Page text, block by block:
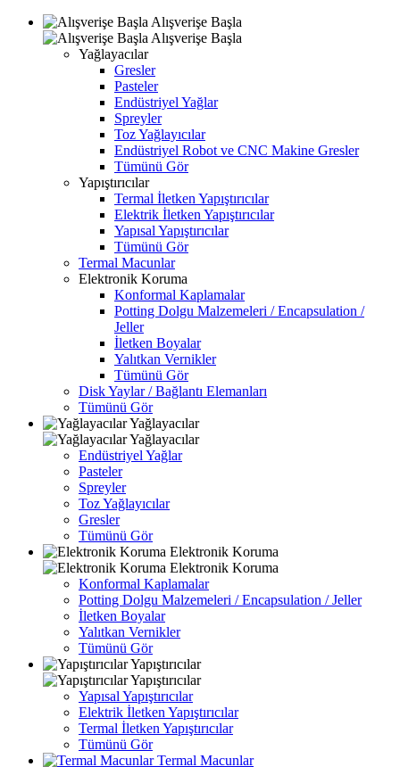
Alışverişe Başla
Alışverişe Başla
Yağlayacılar
Gresler
Pasteler
Endüstriyel Yağlar
Spreyler
Toz Yağlayıcılar
Endüstriyel Robot ve CNC Makine Gresler
Tümünü Gör
Yapıştırıcılar
Termal İletken Yapıştırıcılar
Elektrik İletken Yapıştırıcılar
Yapısal Yapıştırıcılar
Tümünü Gör
Termal Macunlar
Elektronik Koruma
Konformal Kaplamalar
Potting Dolgu Malzemeleri / Encapsulation /
Jeller
İletken Boyalar
Yalıtkan Vernikler
Tümünü Gör
Disk Yaylar / Bağlantı Elemanları
Tümünü Gör
Yağlayacılar
Yağlayacılar
Endüstriyel Yağlar
Pasteler
Spreyler
Toz Yağlayıcılar
Gresler
Tümünü Gör
Elektronik Koruma
Elektronik Koruma
Konformal Kaplamalar
Potting Dolgu Malzemeleri / Encapsulation / Jeller
İletken Boyalar
Yalıtkan Vernikler
Tümünü Gör
Yapıştırıcılar
Yapıştırıcılar
Yapısal Yapıştırıcılar
Elektrik İletken Yapıştırıcılar
Termal İletken Yapıştırıcılar
Tümünü Gör
Termal Macunlar